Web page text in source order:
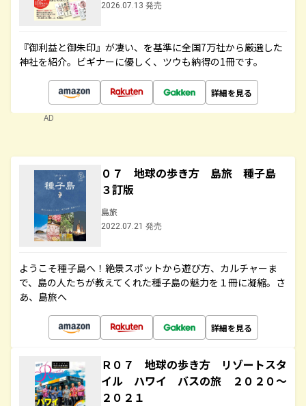
2026.07.13 発売
『御利益と御朱印』が凄い、を基準に全国7万社から厳選した
神社を紹介。ビギナーに優しく、ツウも納得の1冊です。
詳細を見る
AD
０７ 地球の歩き方 島旅 種子島
３訂版
島旅
2022.07.21 発売
ようこそ種子島へ！絶景スポットから遊び方、カルチャーま
で、島の人たちが教えてくれた種子島の魅力を１冊に凝縮。さ
あ、島旅へ
詳細を見る
Ｒ０７ 地球の歩き方 リゾートスタ
イル ハワイ バスの旅 ２０２０～
２０２１